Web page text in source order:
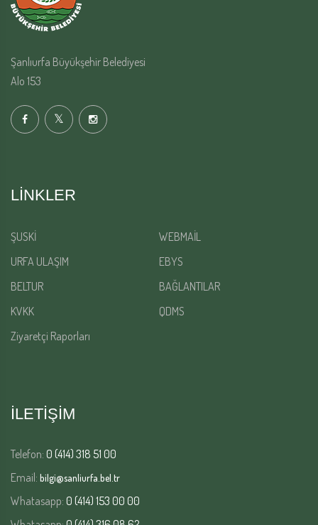
Şanlıurfa Büyükşehir Belediyesi
Alo 153
LINKLER
ŞUSKİ
WEBMAİL
URFA ULAŞIM
EBYS
BELTUR
BAĞLANTILAR
KVKK
QDMS
Ziyaretçi Raporları
İLETİŞİM
Telefon: 0 (414) 318 51 00
Email: bilgi@sanliurfa.bel.tr
Whatasapp: 0 (414) 153 00 00